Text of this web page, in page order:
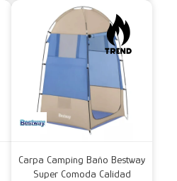
Carpa Camping Baño Bestway
Super Comoda Calidad